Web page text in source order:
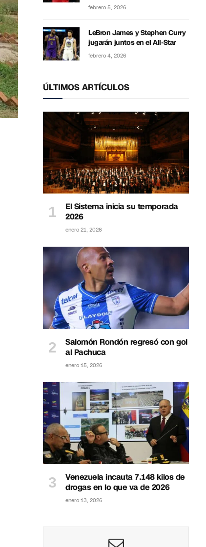
febrero 5, 2026
LeBron James y Stephen Curry
jugarán juntos en el All-Star
febrero 4, 2026
ÚLTIMOS ARTÍCULOS
El Sistema inicia su temporada
2026
enero 21, 2026
Salomón Rondón regresó con gol
al Pachuca
enero 15, 2026
Venezuela incauta 7.148 kilos de
drogas en lo que va de 2026
enero 13, 2026